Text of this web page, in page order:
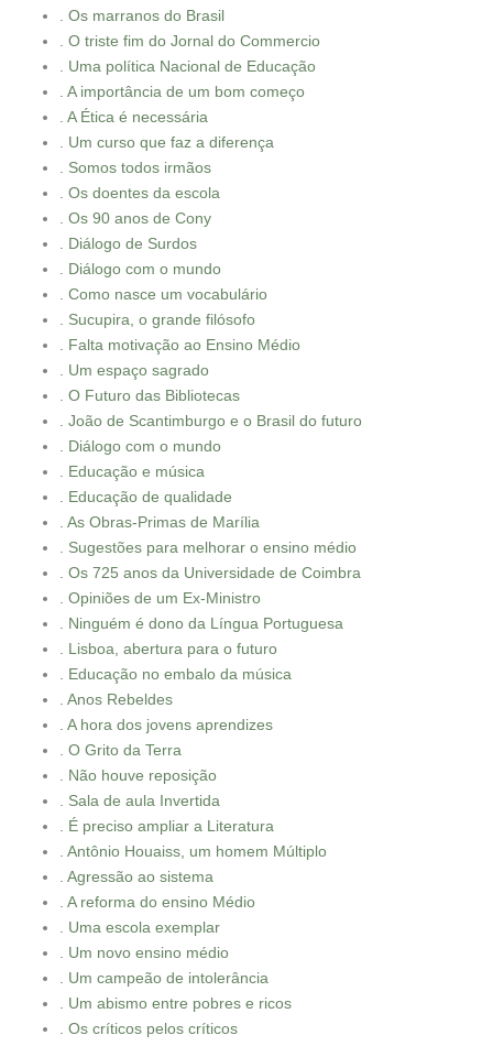
. Os marranos do Brasil
. O triste fim do Jornal do Commercio
. Uma política Nacional de Educação
. A importância de um bom começo
. A Ética é necessária
. Um curso que faz a diferença
. Somos todos irmãos
. Os doentes da escola
. Os 90 anos de Cony
. Diálogo de Surdos
. Diálogo com o mundo
. Como nasce um vocabulário
. Sucupira, o grande filósofo
. Falta motivação ao Ensino Médio
. Um espaço sagrado
. O Futuro das Bibliotecas
. João de Scantimburgo e o Brasil do futuro
. Diálogo com o mundo
. Educação e música
. Educação de qualidade
. As Obras-Primas de Marília
. Sugestões para melhorar o ensino médio
. Os 725 anos da Universidade de Coimbra
. Opiniões de um Ex-Ministro
. Ninguém é dono da Língua Portuguesa
. Lisboa, abertura para o futuro
. Educação no embalo da música
. Anos Rebeldes
. A hora dos jovens aprendizes
. O Grito da Terra
. Não houve reposição
. Sala de aula Invertida
. É preciso ampliar a Literatura
. Antônio Houaiss, um homem Múltiplo
. Agressão ao sistema
. A reforma do ensino Médio
. Uma escola exemplar
. Um novo ensino médio
. Um campeão de intolerância
. Um abismo entre pobres e ricos
. Os críticos pelos críticos